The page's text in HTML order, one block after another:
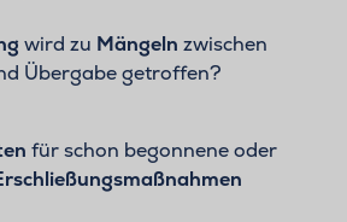
wird zu Mängeln zwischen
Übergabe getroffen?
für schon begonnene oder